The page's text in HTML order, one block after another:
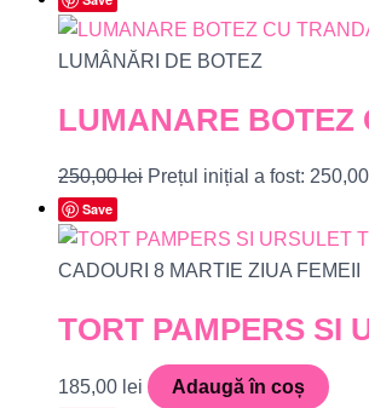
LUMÂNĂRI DE BOTEZ
LUMANARE BOTEZ
250,00lei Prețul inițial a fost:
Save
CADOURI 8 MARTIE ZIUA FEMEII
TORT PAMPERS SI
185,00 lei Adaugă în coș